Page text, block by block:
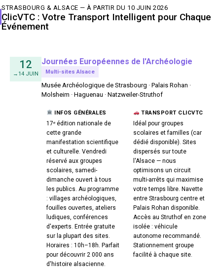
STRASBOURG & ALSACE — À PARTIR DU 10 JUIN 2026
ClicVTC : Votre Transport Intelligent pour Chaque
Événement
12
→14 JUIN
Journées Européennes de l'Archéologie
Multi-sites Alsace
Musée Archéologique de Strasbourg · Palais Rohan ·
Molsheim · Haguenau · Natzweiler-Struthof
INFOS GÉNÉRALES
17ᵉ édition nationale de
cette grande
manifestation scientifique
et culturelle. Vendredi
réservé aux groupes
scolaires, samedi-
dimanche ouvert à tous
les publics. Au programme
: villages archéologiques,
fouilles ouvertes, ateliers
ludiques, conférences
d'experts. Entrée gratuite
sur la plupart des sites.
Horaires : 10h–18h. Parfait
pour découvrir 2 000 ans
d'histoire alsacienne.
TRANSPORT CLICVTC
Idéal pour groupes
scolaires et familles (car
dédié disponible). Sites
dispersés sur toute
l'Alsace — nous
optimisons un circuit
multi-arrêts qui maximise
votre temps libre. Navette
entre Strasbourg centre et
Palais Rohan disponible.
Accès au Struthof en zone
isolée : véhicule
autonome recommandé.
Stationnement groupe
facilité à chaque site.